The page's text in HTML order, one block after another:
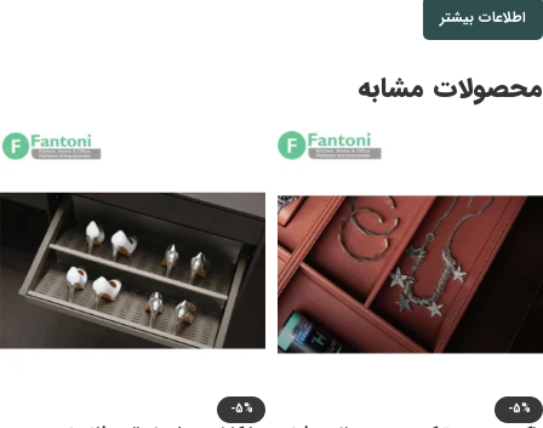
اطلاعات بیشتر
محصولات مشابه
-5%
-5%